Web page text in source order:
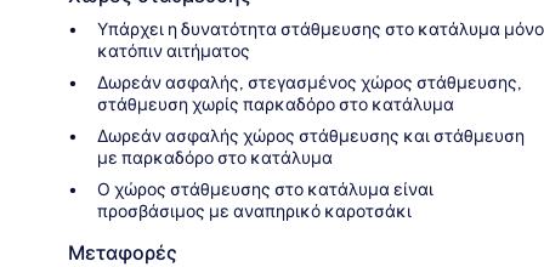
Υπάρχει η δυνατότητα στάθμευσης στο κατάλυμα μόνο
κατόπιν αιτήματος
Δωρεάν ασφαλής, στεγασμένος χώρος στάθμευσης,
στάθμευση χωρίς παρκαδόρο στο κατάλυμα
Δωρεάν ασφαλής χώρος στάθμευσης και στάθμευση
με παρκαδόρο στο κατάλυμα
Ο χώρος στάθμευσης στο κατάλυμα είναι
προσβάσιμος με αναπηρικό καροτσάκι
Μεταφορές